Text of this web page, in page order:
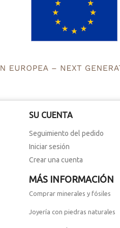
SU CUENTA
Seguimiento del pedido
Iniciar sesión
Crear una cuenta
MÁS INFORMACIÓN
Comprar minerales y fósiles
Joyería con piedras naturales